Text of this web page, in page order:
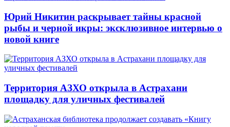
Юрий Никитин раскрывает тайны красной
рыбы и черной икры: эксклюзивное интервью о
новой книге
Территория АЗХО открыла в Астрахани
площадку для уличных фестивалей